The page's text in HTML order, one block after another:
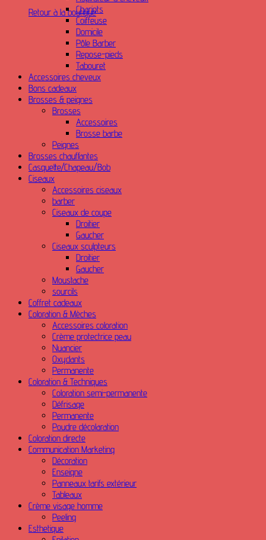
Retour à la boutique
Chariots
Coiffeuse
Domicile
Pôle Barber
Repose-pieds
Tabouret
Accessoires cheveux
Bons cadeaux
Brosses & peignes
Brosses
Accessoires
Brosse barbe
Peignes
Brosses chauffantes
Casquette/Chapeau/Bob
Ciseaux
Accessoires ciseaux
barber
Ciseaux de coupe
Droitier
Gaucher
Ciseaux sculpteurs
Droitier
Gaucher
Moustache
sourcils
Coffret cadeaux
Coloration & Mèches
Accessoires coloration
Crème protectrice peau
Nuancier
Oxydants
Permanente
Coloration & Techniques
Coloration semi-permanente
Défrisage
Permanente
Poudre décolaration
Coloration directe
Communication Marketing
Décoration
Enseigne
Panneaux tarifs extérieur
Tableaux
Crème visage homme
Peeling
Esthetique